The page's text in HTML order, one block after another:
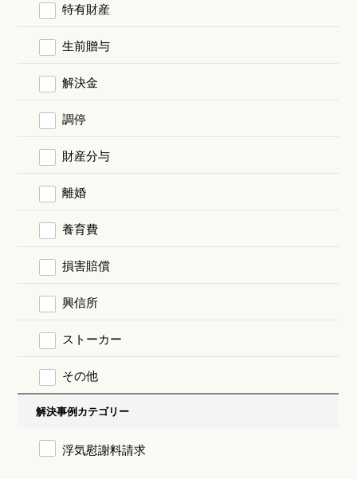
特有財産
生前贈与
解決金
調停
財産分与
離婚
養育費
損害賠償
興信所
ストーカー
その他
解決事例カテゴリー
浮気慰謝料請求